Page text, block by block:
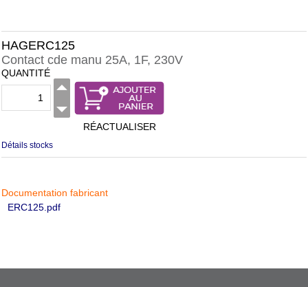
HAGERC125
Contact cde manu 25A, 1F, 230V
QUANTITÉ
RÉACTUALISER
Détails stocks
Documentation fabricant
ERC125.pdf